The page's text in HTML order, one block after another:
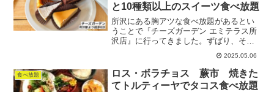
と10種類以上のスイーツ食べ放題
所沢にある胸アツな食べ放題があるとい
うことで『チーズガーデン エミテラス所
沢店』に行ってきました。ずばり、その
内容は御用邸チーズケーキを含むチーズ
ケーキが食べ放題というもの。エミテラ
ス所沢自体はできた当初めっちゃ混んで
いましたが、だいぶ落ち...
2025.05.06
食べ放題
ロス・ボラチョス 蕨市 焼きた
てトルティーヤでタコス食べ放題